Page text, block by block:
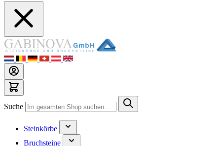
Suche
Steinkörbe
Bruchsteine